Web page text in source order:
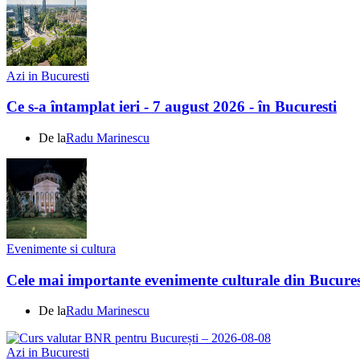
Azi in Bucuresti
Ce s-a întamplat ieri - 7 august 2026 - în Bucuresti
De laRadu Marinescu
Evenimente si cultura
Cele mai importante evenimente culturale din
De laRadu Marinescu
Azi in Bucuresti